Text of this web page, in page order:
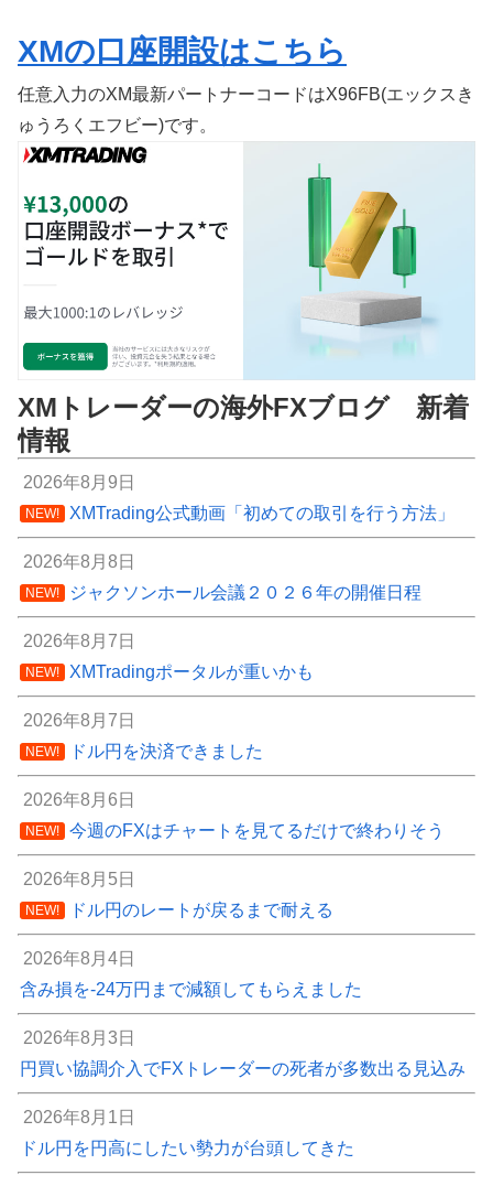
XMの口座開設はこちら
任意入力のXM最新パートナーコードはX96FB(エックスき
ゅうろくエフビー)です。
XMトレーダーの海外FXブログ 新着
情報
2026年8月9日
NEW! XMTrading公式動画「初めての取引を行う方法」
2026年8月8日
NEW! ジャクソンホール会議２０２６年の開催日程
2026年8月7日
NEW! XMTradingポータルが重いかも
2026年8月7日
NEW! ドル円を決済できました
2026年8月6日
NEW! 今週のFXはチャートを見てるだけで終わりそう
2026年8月5日
NEW! ドル円のレートが戻るまで耐える
2026年8月4日
含み損を-24万円まで減額してもらえました
2026年8月3日
円買い協調介入でFXトレーダーの死者が多数出る見込み
2026年8月1日
ドル円を円高にしたい勢力が台頭してきた